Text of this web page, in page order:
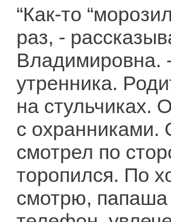
“Как-то
раз, -
Владимировна.
утренника.
на стульчиках.
с охранниками.
смотрел по
торопился. По
смотрю, папаша